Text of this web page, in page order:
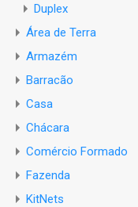
Duplex
Área de Terra
Armazém
Barracão
Casa
Chácara
Comércio Formado
Fazenda
KitNets